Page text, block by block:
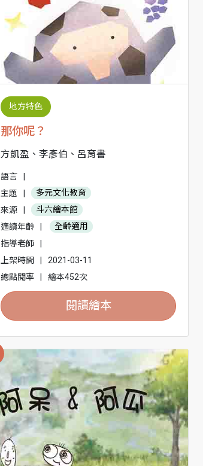
地方特色
那你呢？
方凱盈、李彥伯、呂育書
語言
主題
多元文化教育
來源
斗六繪本館
適讀年齡
全齡適用
指導老師
上架時間
2021-03-11
總點閱率
繪本452次
閱讀繪本